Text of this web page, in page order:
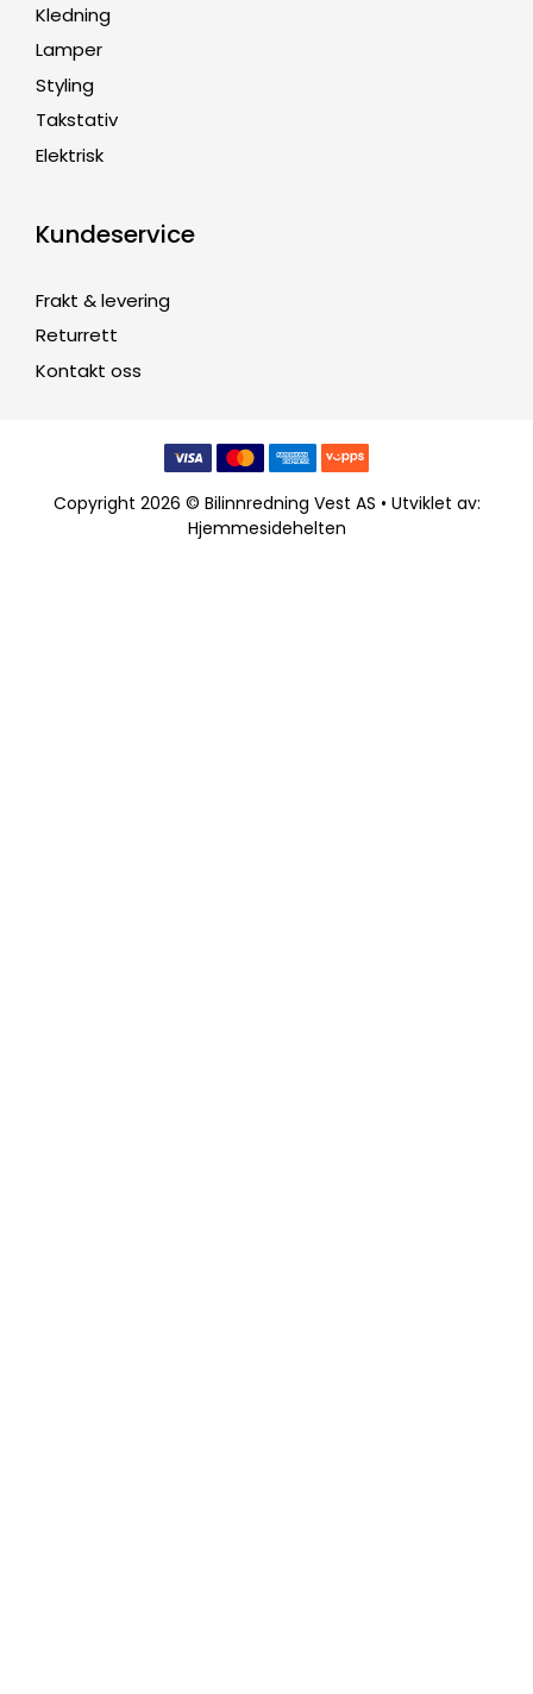
Kledning
Lamper
Styling
Takstativ
Elektrisk
Kundeservice
Frakt & levering
Returrett
Kontakt oss
Copyright 2026 © Bilinnredning Vest AS • Utviklet av:
Hjemmesidehelten